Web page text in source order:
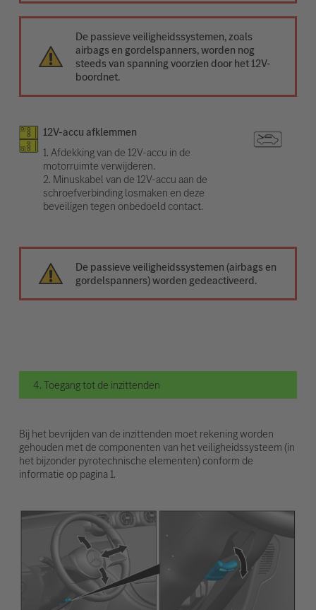
De passieve veiligheidssystemen, zoals
airbags en gordelspanners, worden nog
steeds van spanning voorzien door het 12V-
boordnet.
12V-accu afklemmen
1. Afdekking van de 12V-accu in de
motorruimte verwijderen.
2. Minuskabel van de 12V-accu aan de
schroefverbinding losmaken en deze
beveiligen tegen onbedoeld contact.
De passieve veiligheidssystemen (airbags en
gordelspanners) worden gedeactiveerd.
4. Toegang tot de inzittenden
Bij het bevrijden van de inzittenden moet rekening worden
gehouden met de componenten van het veiligheidssysteem (in
het bijzonder pyrotechnische elementen) conform de
informatie op pagina 1.